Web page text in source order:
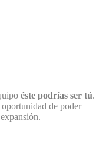
éste podrías ser tú.
oportunidad de poder